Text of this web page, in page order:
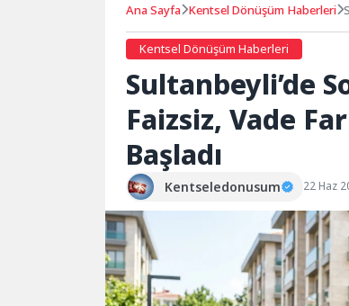
Ana Sayfa Kentsel Dönüşüm Haberleri
Kentsel Dönüşüm Haberleri
Sultanbeyli’de
Faizsiz, Vade
Başladı
Kentseledonusum 22 Haz